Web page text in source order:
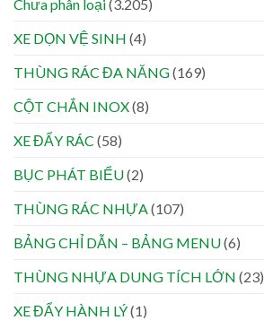
Chưa phân loại(3.205)
XE DỌN VỆ SINH (4)
THÙNG RÁC ĐA NĂNG(169)
CỘT CHẮN INOX(8)
XE ĐẨY RÁC (58)
BỤC PHÁT BIỂU(2)
THÙNG RÁC NHỰA (107)
BẢNG CHỈ DẪN – BẢNG MENU(6)
THÙNG NHỰA DUNG TÍCH LỚN (23)
XE ĐẨY HÀNH LÝ(1)